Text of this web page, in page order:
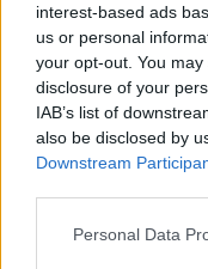
interest-based ads
us or personal
your opt-out. You
disclosure of your
IAB’s list of
also be disclosed by
Downstream
Personal Data